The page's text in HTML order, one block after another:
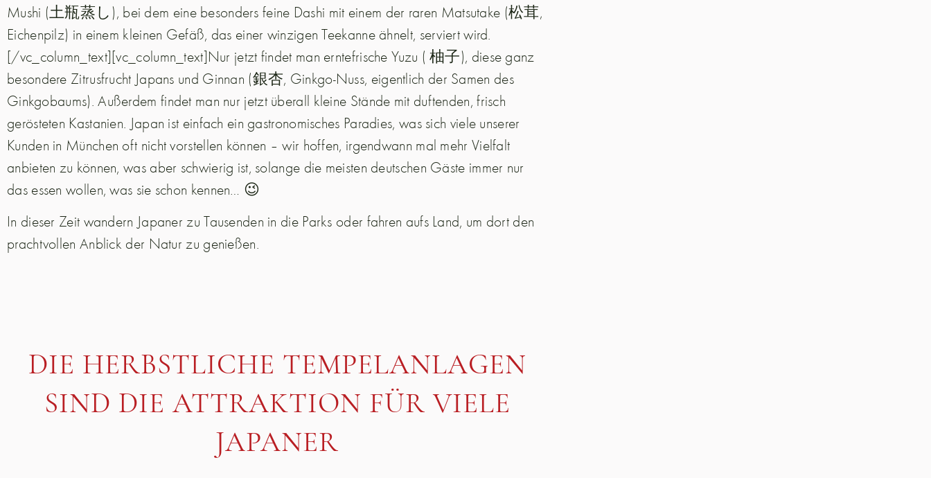
Mushi (土瓶蒸し), bei dem eine besonders feine Dashi mit einem der raren Matsutake (松茸,
Eichenpilz) in einem kleinen Gefäß, das einer winzigen Teekanne ähnelt, serviert wird.
[/vc_column_text][vc_column_text]Nur jetzt findet man erntefrische Yuzu ( 柚子), diese ganz
besondere Zitrusfrucht Japans und Ginnan (銀杏, Ginkgo-Nuss, eigentlich der Samen des
Ginkgobaums). Außerdem findet man nur jetzt überall kleine Stände mit duftenden, frisch
gerösteten Kastanien. Japan ist einfach ein gastronomisches Paradies, was sich viele unserer
Kunden in München oft nicht vorstellen können – wir hoffen, irgendwann mal mehr Vielfalt
anbieten zu können, was aber schwierig ist, solange die meisten deutschen Gäste immer nur
das essen wollen, was sie schon kennen… 😉
In dieser Zeit wandern Japaner zu Tausenden in die Parks oder fahren aufs Land, um dort den
prachtvollen Anblick der Natur zu genießen.
DIE HERBSTLICHE TEMPELANLAGEN
SIND DIE ATTRAKTION FÜR VIELE
JAPANER